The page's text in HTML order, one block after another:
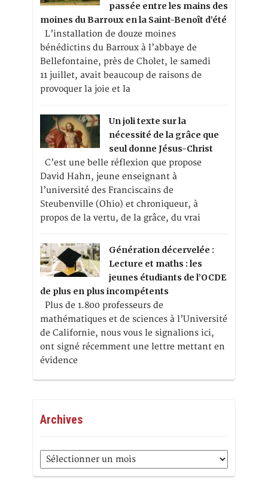
passée entre les mains des
moines du Barroux en la Saint-Benoît d’été
L’installation de douze moines
bénédictins du Barroux à l’abbaye de
Bellefontaine, près de Cholet, le samedi
11 juillet, avait beaucoup de raisons de
provoquer la joie et la
Un joli texte sur la
nécessité de la grâce que
seul donne Jésus-Christ
C’est une belle réflexion que propose
David Hahn, jeune enseignant à
l’université des Franciscains de
Steubenville (Ohio) et chroniqueur, à
propos de la vertu, de la grâce, du vrai
Génération décervelée :
Lecture et maths : les
jeunes étudiants de l’OCDE
de plus en plus incompétents
Plus de 1.800 professeurs de
mathématiques et de sciences à l’Université
de Californie, nous vous le signalions ici,
ont signé récemment une lettre mettant en
évidence
Archives
Archives